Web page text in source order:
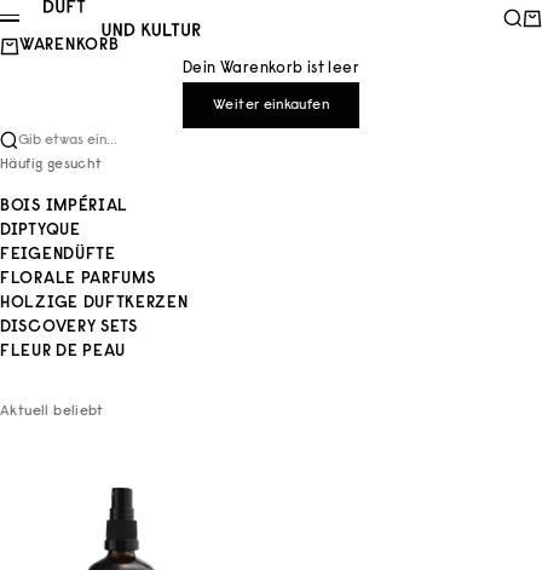
Zum Inhalt springen
Duft und Kultur
Menü
WARENKORB
Dein Warenkorb ist leer
Weiter einkaufen
Gib etwas ein...
Häufig gesucht
BOIS IMPÉRIAL
DIPTYQUE
FEIGENDÜFTE
FLORALE PARFUMS
HOLZIGE DUFTKERZEN
DISCOVERY SETS
FLEUR DE PEAU
Aktuell beliebt